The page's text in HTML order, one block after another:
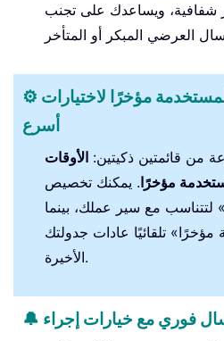
شفافية، ويساعدك على تجنب
⚙️ أوقات شائعة + المستخدمة مؤخرًا لاختيارات
أسرع
من قائمتين ذكيتين: الأوقات
مؤخرًا. يمكنك تخصيص
لتتناسب مع سير عملك، بينما
تلقائيًا عادات جدولتك
الأخيرة.
فوري مع خيارات إجراء